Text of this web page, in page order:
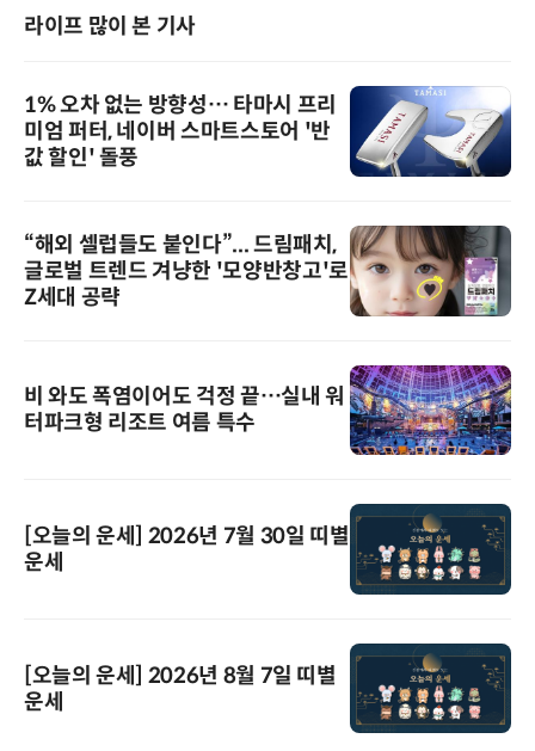
라이프 많이 본 기사
1% 오차 없는 방향성… 타마시 프리
미엄 퍼터, 네이버 스마트스토어 '반
값 할인' 돌풍
“해외 셀럽들도 붙인다”... 드림패치,
글로벌 트렌드 겨냥한 '모양반창고'로
Z세대 공략
비 와도 폭염이어도 걱정 끝…실내 워
터파크형 리조트 여름 특수
[오늘의 운세] 2026년 7월 30일 띠별
운세
[오늘의 운세] 2026년 8월 7일 띠별
운세